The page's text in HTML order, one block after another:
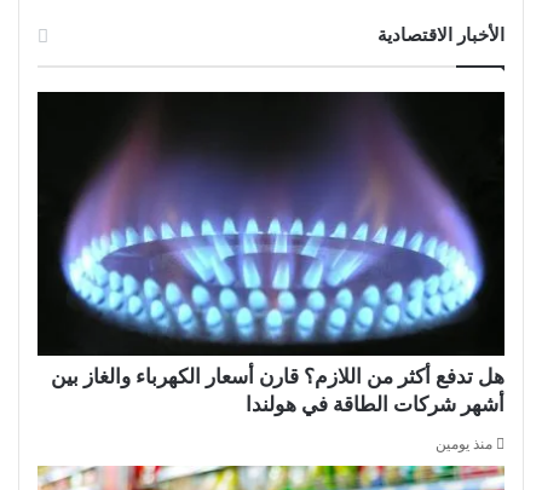
الأخبار الاقتصادية
هل تدفع أكثر من اللازم؟ قارن أسعار الكهرباء والغاز بين
أشهر شركات الطاقة في هولندا
منذ يومين